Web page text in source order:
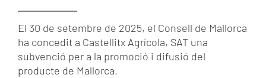
El 30 de setembre de 2025, el Consell de Mallorca
ha concedit a Castellitx Agrícola, SAT una
subvenció per a la promoció i difusió del
producte de Mallorca.